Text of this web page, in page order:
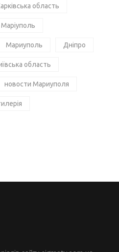
область
Маріуполь
Мариуполь Дніпро
область
новости Мариуполя